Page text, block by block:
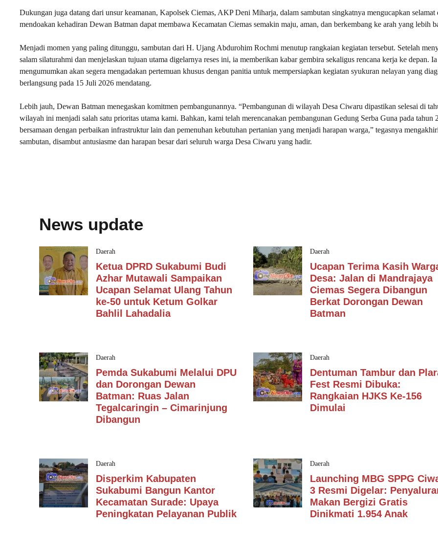
Dukungan juga datang dari unsur keamanan, Kapolsek Ciemas, AKP Deni Miharja, dalam sambutan singkatnya mengucapkan selamat
mendoakan kehadiran Dewan Batman dapat membawa Kecamatan Ciemas semakin maju, aman, dan berkembang ke arah yang lebih
Menjadi momen yang paling ditunggu, sambutan dari H. Ujang Abdurohim Rochmi menutup rangkaian kegiatan tersebut. Setelah
salam silaturahmi dan menjelaskan tujuan utama digelarnya reses ini, ia memberikan kabar gembira sekaligus rencana kerja ke depan. Ia
mengumumkan akan segera mengadakan pertemuan khusus dengan panitia untuk mempersiapkan kegiatan syukuran nelayan yang
berlangsung pada 15 Juli 2026 mendatang.
Lebih jauh, Dewan Batman menegaskan komitmen pembangunannya. “Pembangunan di wilayah Desa Ciwaru dipastikan selesai di
wilayah ini menjadi salah satu prioritas utama kami. Bahkan, kami telah merencanakan pembangunan Gedung Serba Guna pada tahun
bersamaan dengan perbaikan infrastruktur lain dan pemenuhan kebutuhan pertanian yang menjadi harapan warga,” tegasnya
sambutan, disambut antusiasme dan harapan besar dari seluruh warga Desa Ciwaru yang hadir.
News update
Daerah
Ketua DPRD Sukabumi Budi
Azhar Mutawali Sampaikan
Ucapan Selamat Ulang Tahun
ke-50 untuk Ketum Golkar
Bahlil Lahadalia
Daerah
Ucapan Terima Kasih
Desa: Jalan di Mandrajaya
Ciemas Segera Dibangun
Berkat Dorongan Dewan
Batman
Daerah
Pemda Sukabumi Melalui DPU
dan Dorongan Dewan
Batman: Ruas Jalan
Tegalcaringin – Cimarinjung
Dibangun
Daerah
Dentuman Tambur dan
Fest Resmi Dibuka:
Rangkaian HJKS Ke-156
Dimulai
Daerah
Disperkim Kabupaten
Sukabumi Bangun Kantor
Kecamatan Surade: Upaya
Peningkatan Pelayanan Publik
Daerah
Launching MBG SPPG
3 Resmi Digelar:
Makan Bergizi Gratis
Dinikmati 1.954 Anak